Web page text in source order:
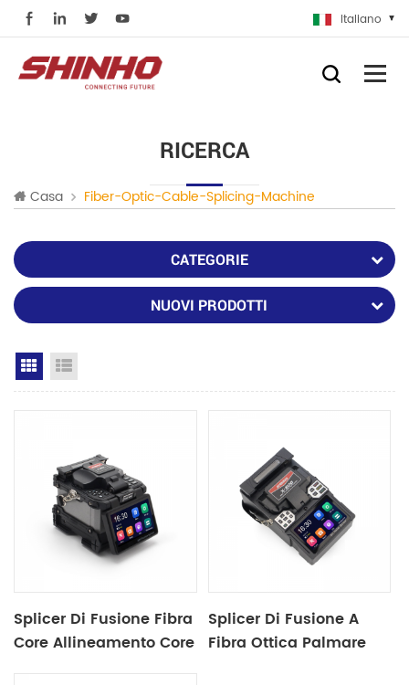
Italiano
RICERCA
Casa Fiber-Optic-Cable-Splicing-Machine
CATEGORIE
NUOVI PRODOTTI
Grid View
Splicer Di Fusione Fibra
Core Allineamento Core
Splicer Di Fusione A
Fibra Ottica Palmare